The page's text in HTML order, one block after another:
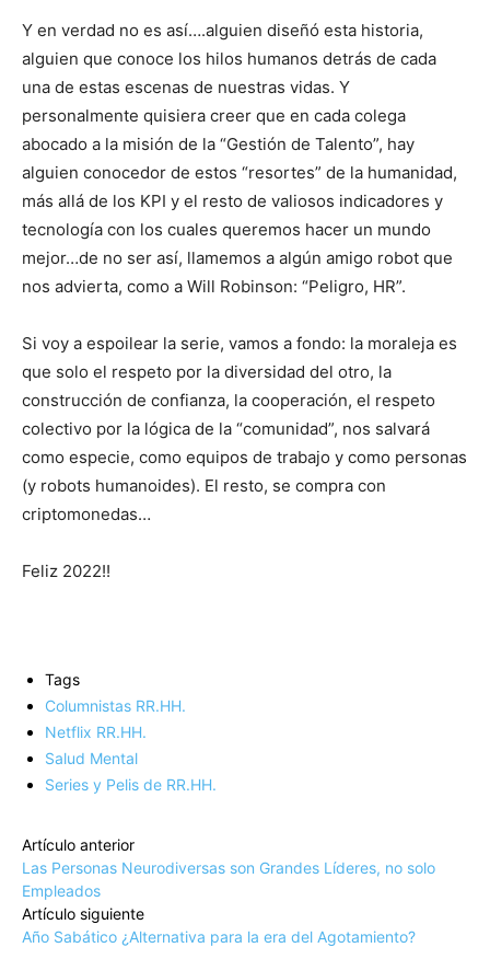
Y en verdad no es así….alguien diseñó esta historia,
alguien que conoce los hilos humanos detrás de cada
una de estas escenas de nuestras vidas. Y
personalmente quisiera creer que en cada colega
abocado a la misión de la “Gestión de Talento”, hay
alguien conocedor de estos “resortes” de la humanidad,
más allá de los KPI y el resto de valiosos indicadores y
tecnología con los cuales queremos hacer un mundo
mejor…de no ser así, llamemos a algún amigo robot que
nos advierta, como a Will Robinson: “Peligro, HR”.
Si voy a espoilear la serie, vamos a fondo: la moraleja es
que solo el respeto por la diversidad del otro, la
construcción de confianza, la cooperación, el respeto
colectivo por la lógica de la “comunidad”, nos salvará
como especie, como equipos de trabajo y como personas
(y robots humanoides). El resto, se compra con
criptomonedas…
Feliz 2022!!
Tags
Columnistas RR.HH.
Netflix RR.HH.
Salud Mental
Series y Pelis de RR.HH.
Artículo anterior
Las Personas Neurodiversas son Grandes Líderes, no solo
Empleados
Artículo siguiente
Año Sabático ¿Alternativa para la era del Agotamiento?